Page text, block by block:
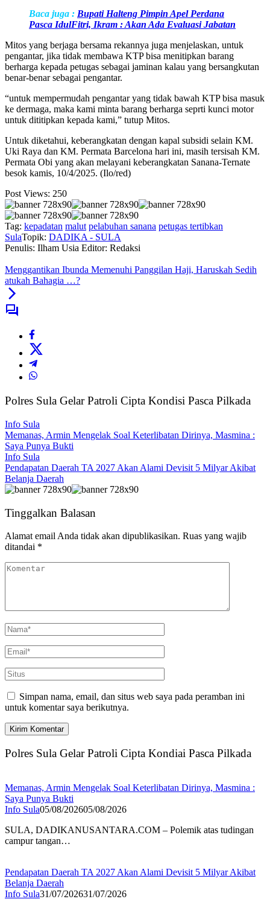
Baca juga : Bupati Halteng Pimpin Apel Perdana
Pasca IdulFitri, Ikram : Akan Ada Evaluasi Jabatan
Mitos yang berjaga bersama rekannya juga menjelaskan, untuk
pengantar, jika tidak membawa KTP bisa menitipkan barang
berharga kepada petugas sebagai jaminan kalau yang bersangkutan
benar-benar sebagai pengantar.
“untuk mempermudah pengantar yang tidak bawah KTP bisa masuk
ke dermaga, maka kami minta barang berharga seprti kunci motor
untuk dititipkan kepada kami,” tutup Mitos.
Untuk diketahui, keberangkatan dengan kapal subsidi selain KM.
Uki Raya dan KM. Permata Barcelona hari ini, masih tersisah KM.
Permata Obi yang akan melayani keberangkatan Sanana-Ternate
besok kamis, 10/4/2025. (Ilo/red)
Post Views: 250
Tag: kepadatan malut pelabuhan sanana petugas tertibkan
SulaTopik: DADIKA - SULA
Penulis: Ilham Usia Editor: Redaksi
Menggantikan Ibunda Memenuhi Panggilan Haji, Haruskah Sedih
atukah Bahagia …?
Polres Sula Gelar Patroli Cipta Kondisi Pasca Pilkada
Info Sula
Memanas, Armin Mengelak Soal Keterlibatan Dirinya, Masmina :
Saya Punya Bukti
Info Sula
Pendapatan Daerah TA 2027 Akan Alami Devisit 5 Milyar Akibat
Belanja Daerah
Tinggalkan Balasan
Alamat email Anda tidak akan dipublikasikan. Ruas yang wajib
ditandai *
Simpan nama, email, dan situs web saya pada peramban ini
untuk komentar saya berikutnya.
Polres Sula Gelar Patroli Cipta Kondiai Pasca Pilkada
Memanas, Armin Mengelak Soal Keterlibatan Dirinya, Masmina :
Saya Punya Bukti
Info Sula05/08/202605/08/2026
SULA, DADIKANUSANTARA.COM – Polemik atas tudingan
campur tangan…
Pendapatan Daerah TA 2027 Akan Alami Devisit 5 Milyar Akibat
Belanja Daerah
Info Sula31/07/202631/07/2026